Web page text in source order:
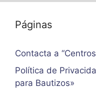
Páginas
Contacta a
Política de
para Bautizos»